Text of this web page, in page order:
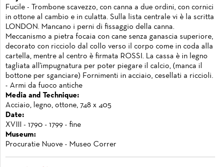
Fucile - Trombone scavezzo, con canna a due ordini, con cornici
in ottone al cambio e in culatta. Sulla lista centrale vi è la scritta
LONDON. Mancano i perni di fissaggio della canna.
Meccanismo a pietra focaia con cane senza ganascia superiore,
decorato con ricciolo dal collo verso il corpo come in coda alla
cartella, mentre al centro è firmata ROSSI. La cassa è in legno
tagliata all'impugnatura per poter piegare il calcio, (manca il
bottone per sganciare) Fornimenti in acciaio, cesellati a riccioli.
- Armi da fuoco antiche
Media and Technique:
Acciaio, legno, ottone, 748 x 405
Date:
XVIII - 1790 - 1799 - fine
Museum:
Procuratie Nuove - Museo Correr